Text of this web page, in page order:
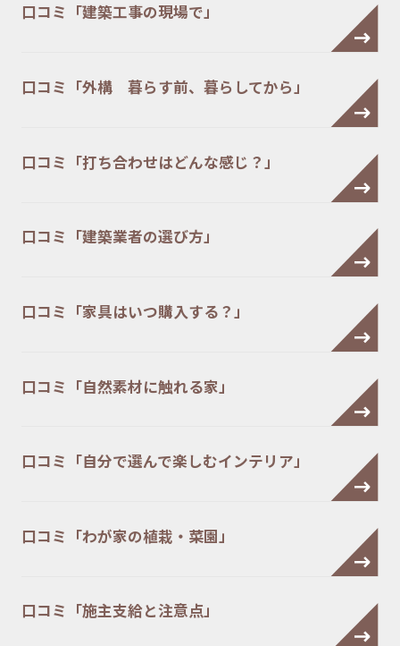
口コミ「建築工事の現場で」
口コミ「外構 暮らす前、暮らしてから」
口コミ「打ち合わせはどんな感じ？」
口コミ「建築業者の選び方」
口コミ「家具はいつ購入する？」
口コミ「自然素材に触れる家」
口コミ「自分で選んで楽しむインテリア」
口コミ「わが家の植栽・菜園」
口コミ「施主支給と注意点」